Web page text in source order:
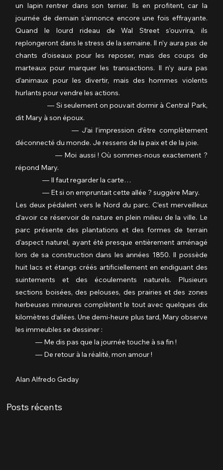
un lapin rentrer dans son terrier. Ils en profitent, car la
journée de demain s’annonce encore une fois effrayante.
Quand le lourd rideau de Wal Street s’ouvrira, ils
replongeront dans le stress de la semaine. Il n’y aura pas de
chants d’oiseaux pour les reposer, mais des coups de
marteaux pour marquer les transactions. Il n’y aura pas
d’animaux pour les divertir, mais des hommes violents
hurlants pour vendre les actions.
— Si seulement on pouvait dormir à Central Park,
dit Mary à son époux.
— J’ai l’impression d’être complètement
déconnecté du monde. Je ressens de la paix et de la joie.
— Moi aussi ! Où sommes-nous exactement ?
répond Mary.
— Il faut regarder la carte…
— Et si on empruntait cette allée ? suggère Mary.
Les deux pédalent vers le Nord du parc. C’est merveilleux
d’avoir ce réservoir de nature en plein milieu de la ville. Le
parc présente des plantations et des formes de terrain
d'aspect naturel, ayant été presque entièrement aménagé
lors de sa construction dans les années 1850. Il possède
huit lacs et étangs créés artificiellement en endiguant des
suintements et des écoulements naturels. Plusieurs
sections boisées, des pelouses, des prairies et des zones
herbeuses mineures complètent le tout avec quelques dix
kilomètres d’allées. Une demi-heure plus tard, Mary observe
les immeubles se dessiner :
	— Me dis pas que la journée touche à sa fin !
	— De retour à la réalité, mon amour !
Alan Alfredo Geday
Posts récents